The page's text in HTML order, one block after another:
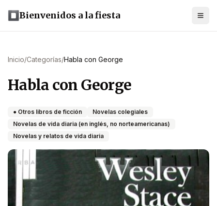
Bienvenidos a la fiesta
Inicio/Categorías/Habla con George
Habla con George
● Otros libros de ficción
Novelas colegiales
Novelas de vida diaria (en inglés, no norteamericanas)
Novelas y relatos de vida diaria